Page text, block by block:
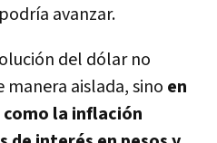
avanzar.
del dólar no
aislada, sino en
la inflación